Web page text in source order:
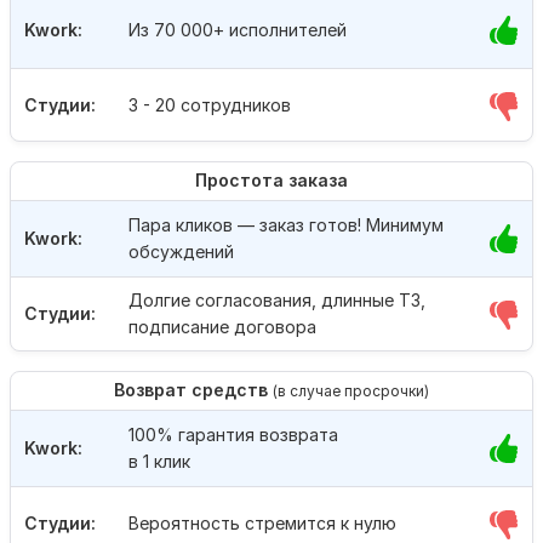
Студии: 3 - 20 сотрудников
Kwork: Из 70 000+ исполнителей
Простота заказа
Студии:
Долгие согласования, длинные ТЗ,
подписание договора
Kwork:
Пара кликов — заказ готов! Минимум
обсуждений
Возврат средств (в случае просрочки)
Студии: Вероятность стремится к нулю
Kwork:
100% гарантия возврата
в 1 клик